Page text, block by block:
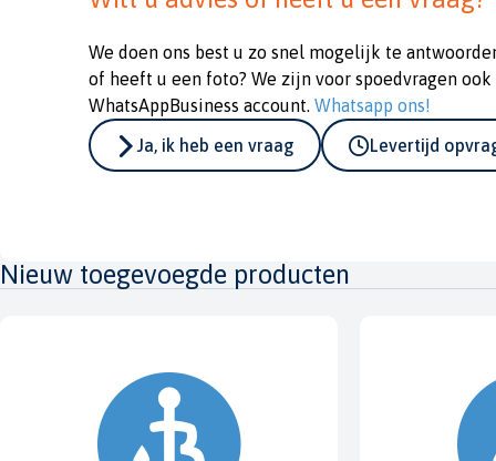
We doen ons best u zo snel mogelijk te
of heeft u een foto? We zijn voor spoedvragen ook
WhatsAppBusiness account. Whatsapp ons!
Ja, ik heb een vraag
Levertijd
Nieuw toegevoegde producten